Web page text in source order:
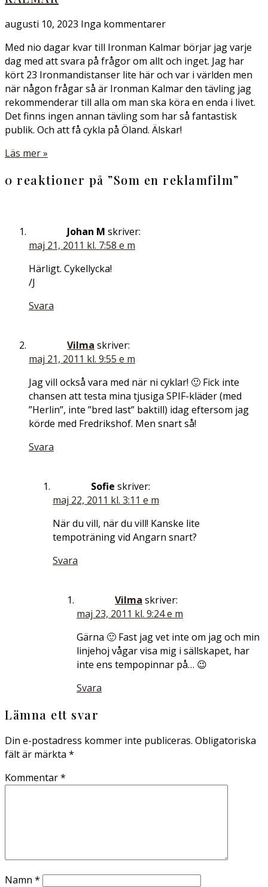
augusti 10, 2023 Inga kommentarer
Med nio dagar kvar till Ironman Kalmar börjar jag varje
dag med att svara på frågor om allt och inget. Jag har
kört 23 Ironmandistanser lite här och var i världen men
när någon frågar så är Ironman Kalmar den tävling jag
rekommenderar till alla om man ska köra en enda i livet.
Det finns ingen annan tävling som har så fantastisk
publik. Och att få cykla på Öland. Älskar!
Läs mer »
0 reaktioner på ”Som en reklamfilm”
Johan M skriver:
maj 21, 2011 kl. 7:58 e m
Härligt. Cykellycka!
/J
Svara
Vilma skriver:
maj 21, 2011 kl. 9:55 e m
Jag vill också vara med när ni cyklar! 🙂 Fick inte
chansen att testa mina tjusiga SPIF-kläder (med
”Herlin”, inte ”bred last” baktill) idag eftersom jag
körde med Fredrikshof. Men snart så!
Svara
Sofie skriver:
maj 22, 2011 kl. 3:11 e m
När du vill, när du vill! Kanske lite
tempoträning vid Angarn snart?
Svara
Vilma skriver:
maj 23, 2011 kl. 9:24 e m
Gärna 🙂 Fast jag vet inte om jag och min
linjehoj vågar visa mig i sällskapet, har
inte ens tempopinnar på… 😉
Svara
Lämna ett svar
Din e-postadress kommer inte publiceras. Obligatoriska
fält är märkta *
Kommentar*
Namn *